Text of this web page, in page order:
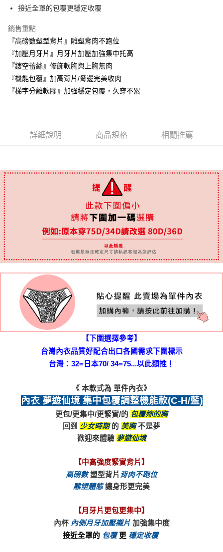
711取貨付款
每筆NT$60，滿NT$999(含以上)免運費
付款後7-11取貨
每筆NT$60，滿NT$999(含以上)免運費
宅配-新竹貨運
每筆NT$80，滿NT$999(含以上)免運費
接近全罩的包覆更穩定收覆
銷售重點
『高磅數塑型背片』雕塑背肉不跑位
『加壓月牙片』月牙片加壓加強集中托高
『鏤空蕾絲』修飾軟胸與上胸無肉
『機能包覆』加高背片/脅邊完美收肉
『梯字分離軟膠』加強穩定包覆，久穿不累
詳細說明 商品規格 相關推薦
台灣內衣品質好配合出口各國需求下圍標示
台灣：32=日本70/ 34=75...以此類推！﻿
《 本款式為 單件內衣》
內衣 夢遊仙境 集中包覆調整機能款(C-H/藍)
更包/更集中/更緊實/的
回到
少女時期 的 美胸
歡迎來體驗 夢遊仙境
【中高強度緊實背片】
高磅數 塑型背片 背肉不跑位
雕塑體態 讓身形更完美
內杯 內側月牙加壓襯片
加強集中度
接近全罩的 包覆 更 穩定收覆